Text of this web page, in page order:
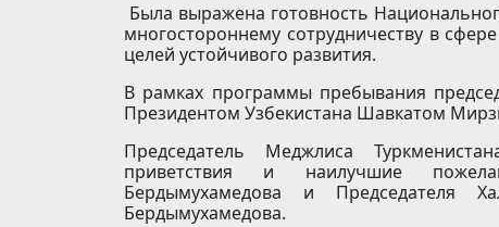
Была выражена готовность
многостороннему сотрудничеству в
целей устойчивого развития.
В рамках программы пребывания
Президентом Узбекистана Шавкатом
Председатель Меджлиса
приветствия и наилучшие
Бердымухамедова и Председателя
Бердымухамедова.